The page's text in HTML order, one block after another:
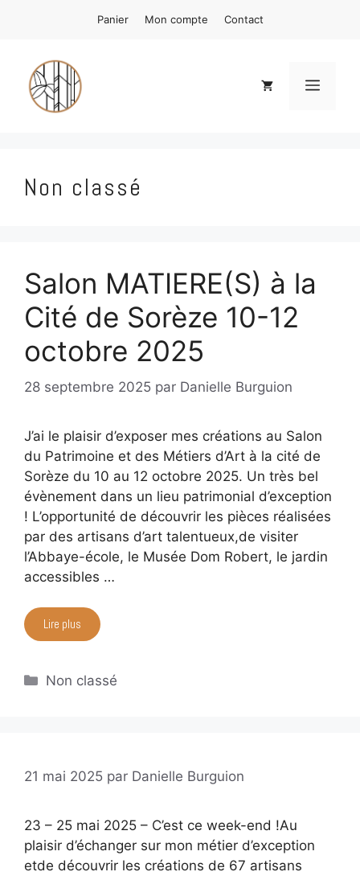
Panier Mon compte Contact
Menu
Non classé
Salon MATIERE(S) à la
Cité de Sorèze 10-12
octobre 2025
28 septembre 2025 par Danielle Burguion
J’ai le plaisir d’exposer mes créations au Salon
du Patrimoine et des Métiers d’Art à la cité de
Sorèze du 10 au 12 octobre 2025. Un très bel
évènement dans un lieu patrimonial d’exception
! L’opportunité de découvrir les pièces réalisées
par des artisans d’art talentueux,de visiter
l’Abbaye-école, le Musée Dom Robert, le jardin
accessibles …
Lire plus
Catégories
Non classé
21 mai 2025 par Danielle Burguion
23 – 25 mai 2025 – C’est ce week-end !Au
plaisir d’échanger sur mon métier d’exception
etde découvrir les créations de 67 artisans